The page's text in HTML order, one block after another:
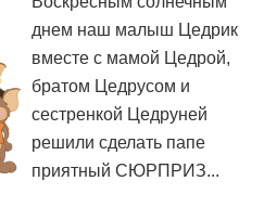
днем наш малыш Цедрик
вместе с мамой Цедрой,
братом Цедрусом и
сестренкой Цедруней
решили сделать папе
приятный СЮРПРИЗ...